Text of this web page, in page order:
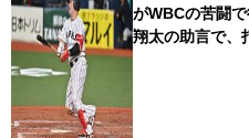
がWBCの苦闘
翔太の助言で、